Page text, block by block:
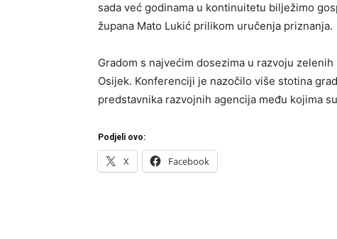
sada već godinama u kontinuitetu bilježimo
župana Mato Lukić prilikom uručenja priznanja.
Gradom s najvećim dosezima u razvoju
Osijek. Konferenciji je nazočilo više stotina
predstavnika razvojnih agencija među kojima
Podjeli ovo:
X Facebook